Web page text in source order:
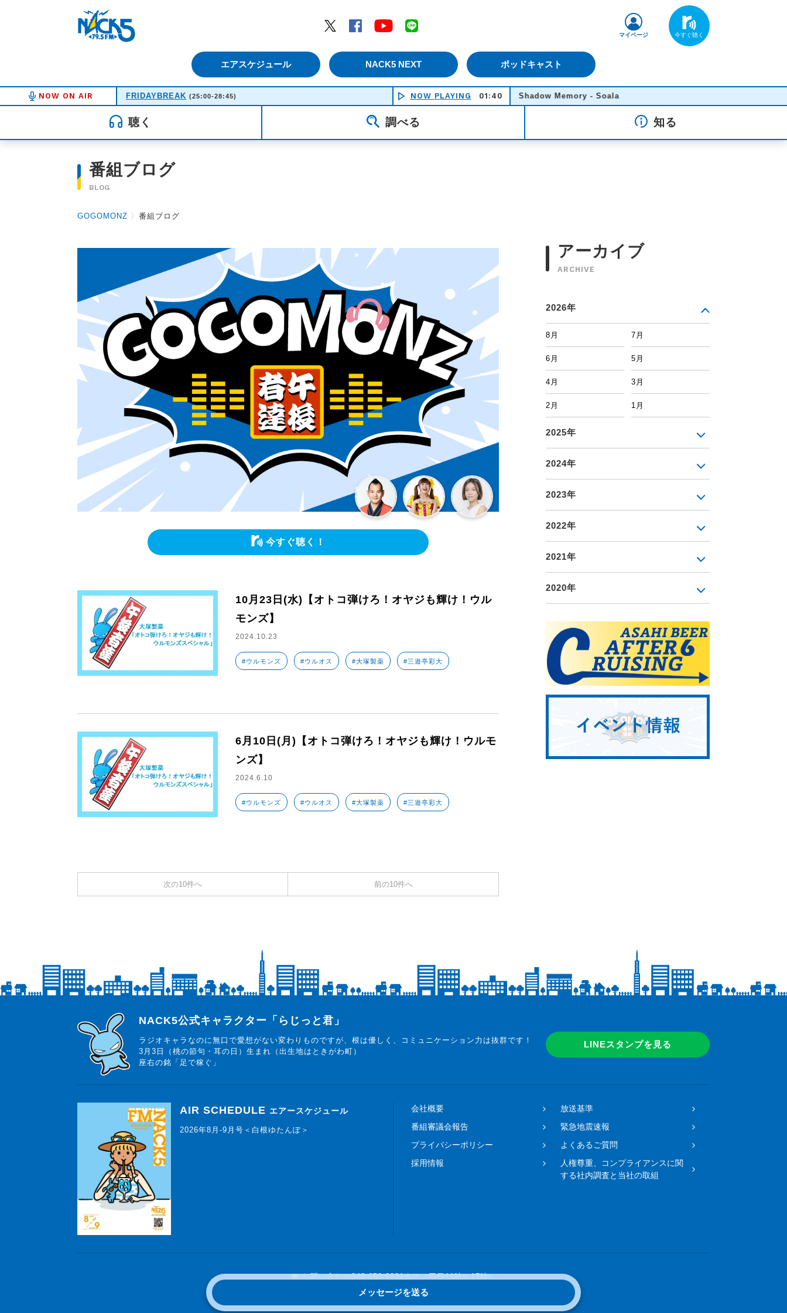
Twitter
Facebook YouTube
エアスケジュール NACK5 NEXT ポッドキャスト
マイページ
NOW ON AIR FRIDAYBREAK (25:00-28:45) NOW PLAYING 01:40Shadow Memory - Soala
聴く 調べる 知る
番組ブログ
BLOG
GOGOMONZ 〉 番組ブログ
今すぐ聴く！
10月23日(水)【オトコ弾けろ！オヤジも輝け！ウル
モンズ】
2024.10.23
#ウルモンズ #ウルオス #大塚製薬 #三遊亭彩大
6月10日(月)【オトコ弾けろ！オヤジも輝け！ウルモ
ンズ】
2024.6.10
#ウルモンズ #ウルオス #大塚製薬 #三遊亭彩大
次の10件へ 前の10件へ
アーカイブ
ARCHIVE
2026年
8月 7月
6月 5月
4月 3月
2月 1月
2025年
2024年
2023年
2022年
2021年
2020年
メッセージを送る
らじっと君
NACK5公式キャラクター「らじっと君」
ラジオキャラなのに無口で愛想がない変わりものですが、根は優しく、コミュニケーション力は抜群です！
3月3日（桃の節句・耳の日）生まれ（出生地はときがわ町）
座右の銘「足で稼ぐ」
LINEスタンプを見る
AIR SCHEDULE エアースケジュール
2026年8月-9月号＜白根ゆたんぽ＞
会社概要
放送基準
番組審議会報告
緊急地震速報
プライバシーポリシー
よくあるご質問
採用情報
人権尊重、コンプライアンスに関
する社内調査と当社の取組
☎ お問い合わせ048-650-0331まで（平日11時〜17時）
Copyright © 2019 FM NACK5 All rights reserved.